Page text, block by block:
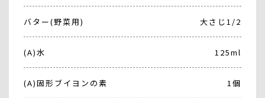
バター(野菜用) 大さじ1/2
(A)水 125ml
(A)固形ブイヨンの素 1個